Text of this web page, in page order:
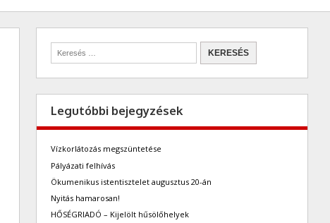
Legutóbbi bejegyzések
Vízkorlátozás megszüntetése
Pályázati felhívás
Ökumenikus istentisztelet augusztus 20-án
Nyitás hamarosan!
HŐSÉGRIADÓ – Kijelölt hűsölőhelyek